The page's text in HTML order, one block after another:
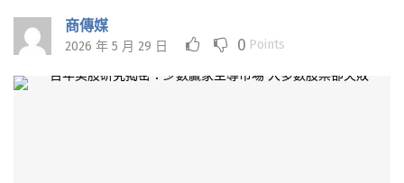
商傳媒
2026 年 5 月 29 日 0 Points